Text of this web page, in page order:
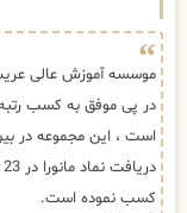
کسب نموده است.